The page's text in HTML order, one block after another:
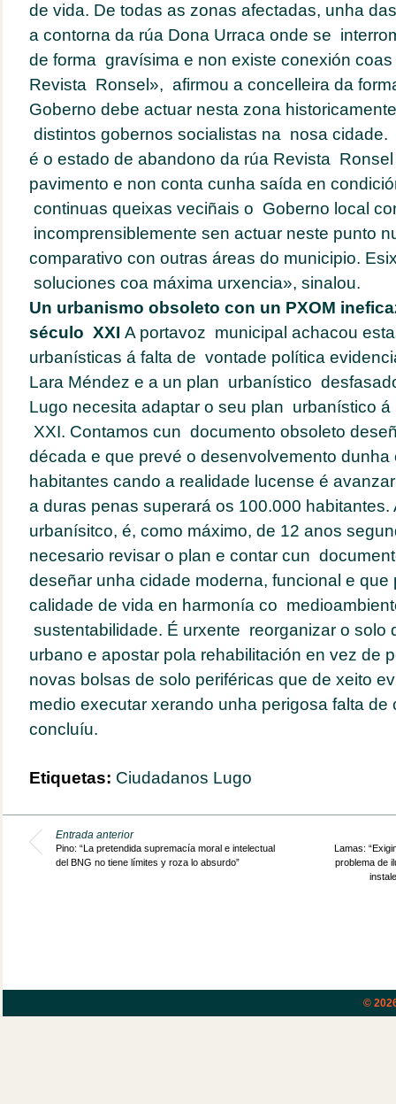
de vida. De todas as zonas afectadas, unha
a contorna da rúa Dona Urraca onde se
de forma gravísima e non existe conexión
Revista Ronsel», afirmou a concelleira da
Goberno debe actuar nesta zona
distintos gobernos socialistas na nosa cidade.
é o estado de abandono da rúa Revista
pavimento e non conta cunha saída en
continuas queixas veciñais o Goberno local
incomprensiblemente sen actuar neste punto
comparativo con outras áreas do municipio.
soluciones coa máxima urxencia», sinalou.
Un urbanismo obsoleto con un PXOM
século XXI A portavoz municipal achacou
urbanísticas á falta de vontade política
Lara Méndez e a un plan urbanístico
Lugo necesita adaptar o seu plan urbanístico á
XXI. Contamos cun documento obsoleto
década e que prevé o desenvolvemento dunha
habitantes cando a realidade lucense é
a duras penas superará os 100.000 habitantes.
urbanísitco, é, como máximo, de 12 anos
necesario revisar o plan e contar cun
deseñar unha cidade moderna, funcional e que
calidade de vida en harmonía co
sustentabilidade. É urxente reorganizar o solo
urbano e apostar pola rehabilitación en vez de
novas bolsas de solo periféricas que de xeito
medio executar xerando unha perigosa falta de
concluíu.
Etiquetas: Ciudadanos Lugo
Entrada anterior
Pino: “La pretendida supremacía moral e intelectual
del BNG no tiene límites y roza lo absurdo”
Lamas:
problema de
©